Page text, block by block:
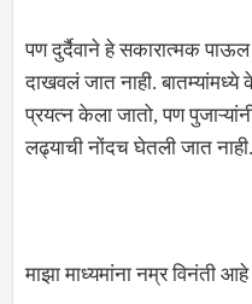
पण दुर्दैवाने हे सकारात्मक
दाखवलं जात नाही.
प्रयत्न केला जातो, पण
लढ्याची नोंदच घेतली जात नाही.
माझा माध्यमांना नम्र विनंती आहे